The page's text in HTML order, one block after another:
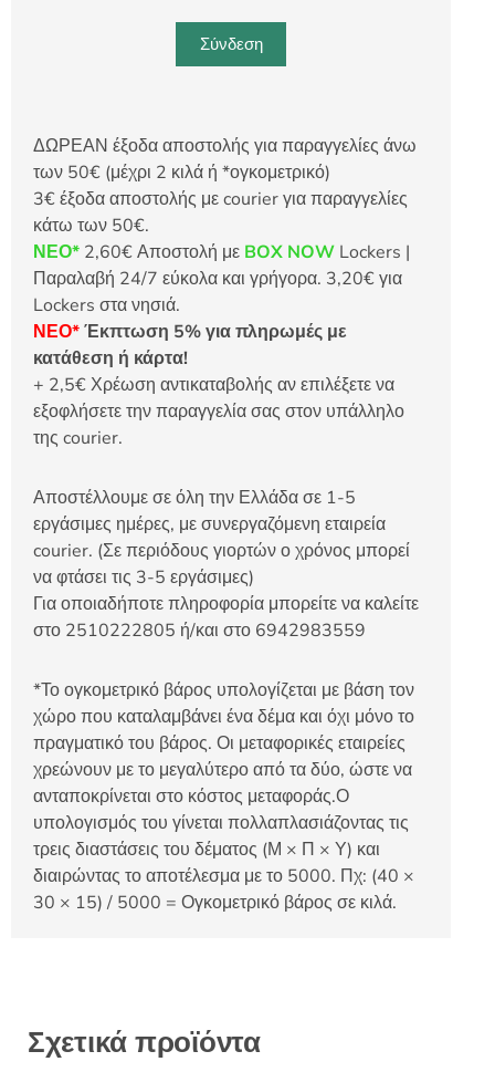
Σύνδεση
ΔΩΡΕΑΝ έξοδα αποστολής για παραγγελίες άνω
των 50€ (μέχρι 2 κιλά ή *ογκομετρικό)
3€ έξοδα αποστολής με courier για παραγγελίες
κάτω των 50€.
ΝΕΟ* 2,60€ Αποστολή με BOX NOW Lockers |
Παραλαβή 24/7 εύκολα και γρήγορα. 3,20€ για
Lockers στα νησιά.
ΝΕΟ*Έκπτωση 5% για πληρωμές με
κατάθεση ή κάρτα!
+ 2,5€ Χρέωση αντικαταβολής αν επιλέξετε να
εξοφλήσετε την παραγγελία σας στον υπάλληλο
της courier.
Αποστέλλουμε σε όλη την Ελλάδα σε 1-5
εργάσιμες ημέρες, με συνεργαζόμενη εταιρεία
courier. (Σε περιόδους γιορτών ο χρόνος μπορεί
να φτάσει τις 3-5 εργάσιμες)
Για οποιαδήποτε πληροφορία μπορείτε να καλείτε
στο 2510222805 ή/και στο 6942983559
*Το ογκομετρικό βάρος υπολογίζεται με βάση τον
χώρο που καταλαμβάνει ένα δέμα και όχι μόνο το
πραγματικό του βάρος. Οι μεταφορικές εταιρείες
χρεώνουν με το μεγαλύτερο από τα δύο, ώστε να
ανταποκρίνεται στο κόστος μεταφοράς.Ο
υπολογισμός του γίνεται πολλαπλασιάζοντας τις
τρεις διαστάσεις του δέματος (Μ × Π × Υ) και
διαιρώντας το αποτέλεσμα με το 5000. Πχ: (40 ×
30 × 15) / 5000 = Ογκομετρικό βάρος σε κιλά.
Σχετικά προϊόντα